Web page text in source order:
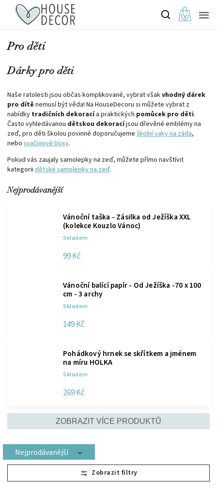
Pro děti
Dárky pro děti
Naše ratolesti jsou občas komplikované, vybrat všakvhodný dárek
pro dítě nemusí být věda! Na HouseDecoru si můžete vybrat z
nabídky tradičních dekoracía praktických pomůcek pro děti.
Často vyhledávanou dětskou dekoracíjsou dřevěné emblémy na
zeď, pro děti školou povinné doporučujeme školní vaky na záda,
nebo svačinové boxy.
Pokud vás zaujaly samolepky na zeď, můžete přímo navštívit
kategorii dětské samolepky na zeď.
Nejprodávanější
Vánoční taška - Zásilka od Ježíška XXL
(kolekce Kouzlo Vánoc)
Skladem
99 Kč
Vánoční balící papír - Od Ježíška -70 x 100
cm - 3 archy
Skladem
149 Kč
Pohádkový hrnek se skřítkem a jménem
na míru HOLKA
Skladem
269 Kč
ZOBRAZIT VÍCE PRODUKTŮ
Doporučujeme
Nejlevnější
Nejprodávanější